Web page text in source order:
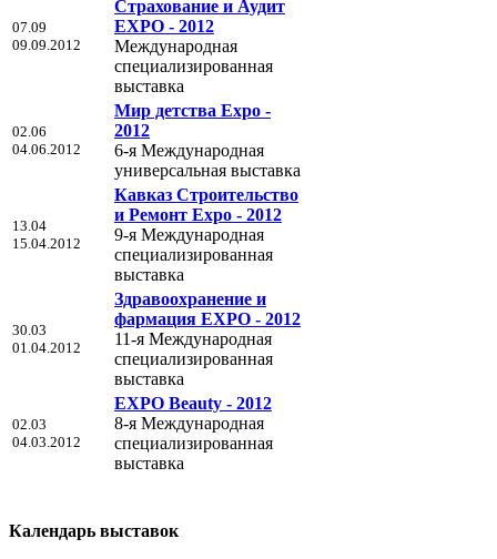
07.09
09.09.2012
Страхование и Аудит
EXPO - 2012
Международная
специализированная
выставка
02.06
04.06.2012
Мир детства Expo -
2012
6-я Международная
универсальная выставка
13.04
15.04.2012
Кавказ Строительство
и Ремонт Expo - 2012
9-я Международная
специализированная
выставка
30.03
01.04.2012
Здравоохранение и
фармация EXPO - 2012
11-я Международная
специализированная
выставка
02.03
04.03.2012
EXPO Beauty - 2012
8-я Международная
специализированная
выставка
Календарь выставок